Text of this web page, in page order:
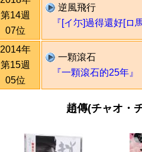
第14週
07位
逆風飛行
『[イ尓]過得還好[ロ
2014年
第15週
05位
一顆滾石
『一顆滾石的25年』
趙傳(チャオ・